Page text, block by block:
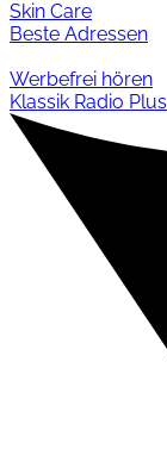
Skin Care
Beste Adressen
Werbefrei hören
Klassik Radio Plus